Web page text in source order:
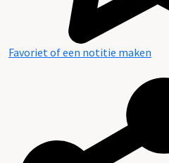
Favoriet of een notitie maken